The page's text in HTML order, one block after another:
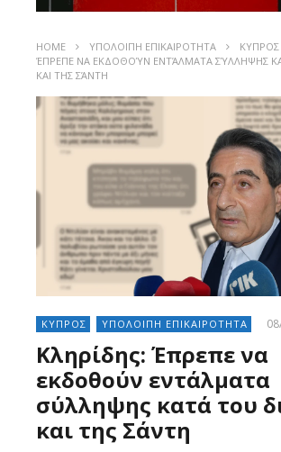
HOME ΥΠΟΛΟΙΠΗ ΕΠΙΚΑΙΡΟΤΗΤΑ ΚΥΠΡΟΣ
ΈΠΡΕΠΕ ΝΑ ΕΚΔΟΘΟΎΝ ΕΝΤΆΛΜΑΤΑ ΣΎΛΛΗΨΗΣ
ΚΑΙ ΤΗΣ ΣΆΝΤΗ
ΚΥΠΡΟΣ ΥΠΟΛΟΙΠΗ ΕΠΙΚΑΙΡΟΤΗΤΑ
Κληρίδης: Έπρεπε να
εκδοθούν εντάλματα
σύλληψης κατά του
και της Σάντη